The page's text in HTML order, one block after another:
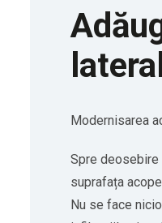
Modernisarea
Spre deosebire
suprafața
Nu se face